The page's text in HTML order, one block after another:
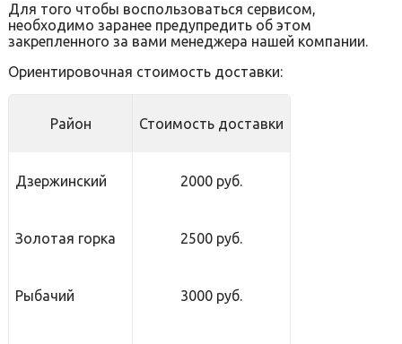
Для того чтобы воспользоваться сервисом,
необходимо заранее предупредить об этом
закрепленного за вами менеджера нашей компании.
Ориентировочная стоимость доставки:
Район Стоимость доставки
Дзержинский 2000 руб.
Золотая горка 2500 руб.
Рыбачий 3000 руб.